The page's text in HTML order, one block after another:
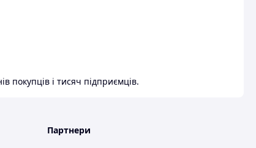
покупців і тисяч підприємців.
Партнери